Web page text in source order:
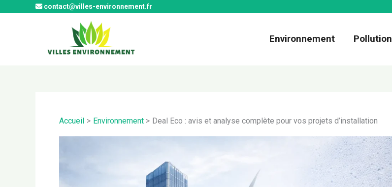
contact@villes-environnement.fr
Environnement Pollution
Accueil Environnement Deal Eco : avis et analyse complète pour vos projets d’installation